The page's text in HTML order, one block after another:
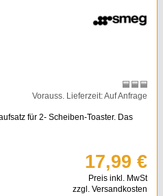
Vorauss. Lieferzeit: Auf Anfrage
für 2- Scheiben-Toaster. Das
17,99 €
Preis inkl. MwSt
zzgl. Versandkosten